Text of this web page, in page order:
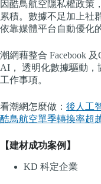
因酷鳥航空隱私權政策
累積。數據不足加上社
依靠媒體平台自動優化
潮網藉整合 Facebook
AI， 透明化數據驅動，
工作事項。
看潮網怎麼做： 後人工
酷鳥航空單季轉換率超
【建材成功案例】
KD 科定企業